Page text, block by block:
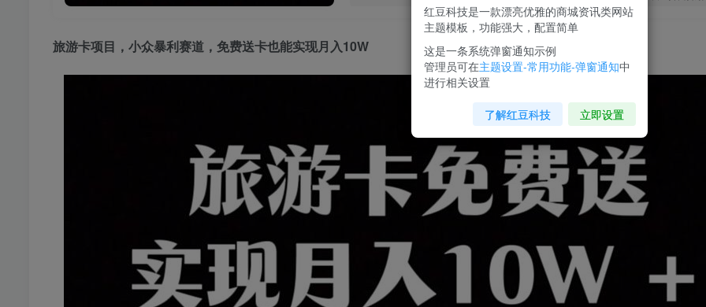
旅游卡项目 ，小众暴利赛道，免费送卡也能实现月入10W
红豆科技是一款漂亮优雅的商城资讯类网站
主题模板，功能强大，配置简单
这是一条系统弹窗通知示例
管理员可在主题设置-常用功能-弹窗通知中
进行相关设置
了解红豆科技 立即设置